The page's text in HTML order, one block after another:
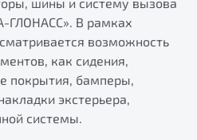
ГЛОНАСС». В рамках
возможность
как сидения,
покрытия, бамперы,
экстерьера,
системы.